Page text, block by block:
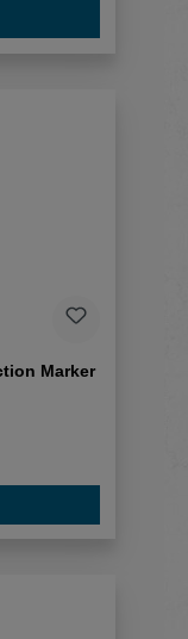
Marker